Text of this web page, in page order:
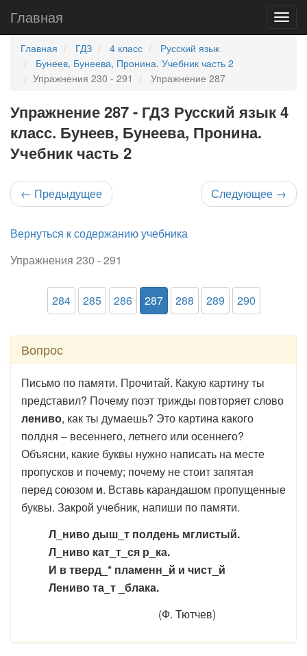
Главная
Главная ГДЗ 4 класс
Русский язык
Бунеев, Бунеева, Пронина. Учебник часть 2
Упражнения 230 - 291
Упражнение 287
Упражнение 287 - ГДЗ Русский язык 4
класс. Бунеев, Бунеева, Пронина.
Учебник часть 2
← Предыдущее Следующее →
Вернуться к содержанию учебника
Упражнения 230 - 291
284 285 286 287 288 289 290
Вопрос
Письмо по памяти. Прочитай. Какую картину ты
представил? Почему поэт трижды повторяет слово
лениво, как ты думаешь? Это картина какого
полдня – весеннего, летнего или осеннего?
Объясни, какие буквы нужно написать на месте
пропусков и почему; почему не стоит запятая
перед союзом и. Вставь карандашом пропущенные
буквы. Закрой учебник, напиши по памяти.
Л_ниво дыш_т полдень мглистый.
Л_ниво кат_т_ся р_ка.
И в тверд_* пламенн_й и чист_й
Лениво та_т _блака.
(Ф. Тютчев)